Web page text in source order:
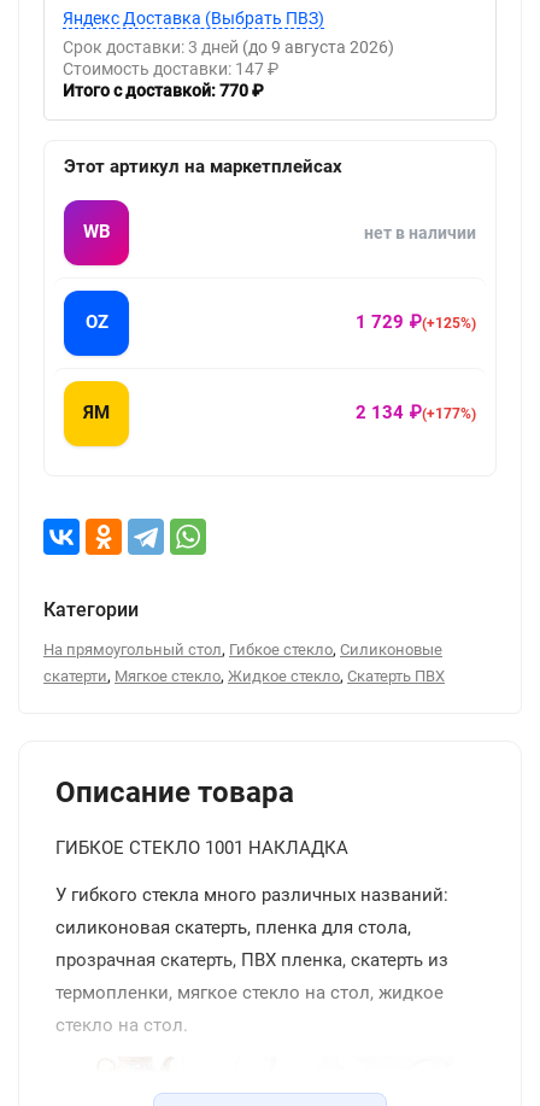
Яндекс Доставка (Выбрать ПВЗ)
Срок доставки: 3 дней (до 9 августа 2026)
Стоимость доставки: 147 ₽
Итого с доставкой: 770 ₽
Этот артикул на маркетплейсах
WB нет в наличии
OZ 1 729 ₽(+125%)
ЯМ 2 134 ₽(+177%)
Категории
На прямоугольный стол, Гибкое стекло, Силиконовые
скатерти, Мягкое стекло, Жидкое стекло, Скатерть ПВХ
Описание товара
ГИБКОЕ СТЕКЛО 1001 НАКЛАДКА
У гибкого стекла много различных названий:
силиконовая скатерть, пленка для стола,
прозрачная скатерть, ПВХ пленка, скатерть из
термопленки, мягкое стекло на стол, жидкое
стекло на стол.